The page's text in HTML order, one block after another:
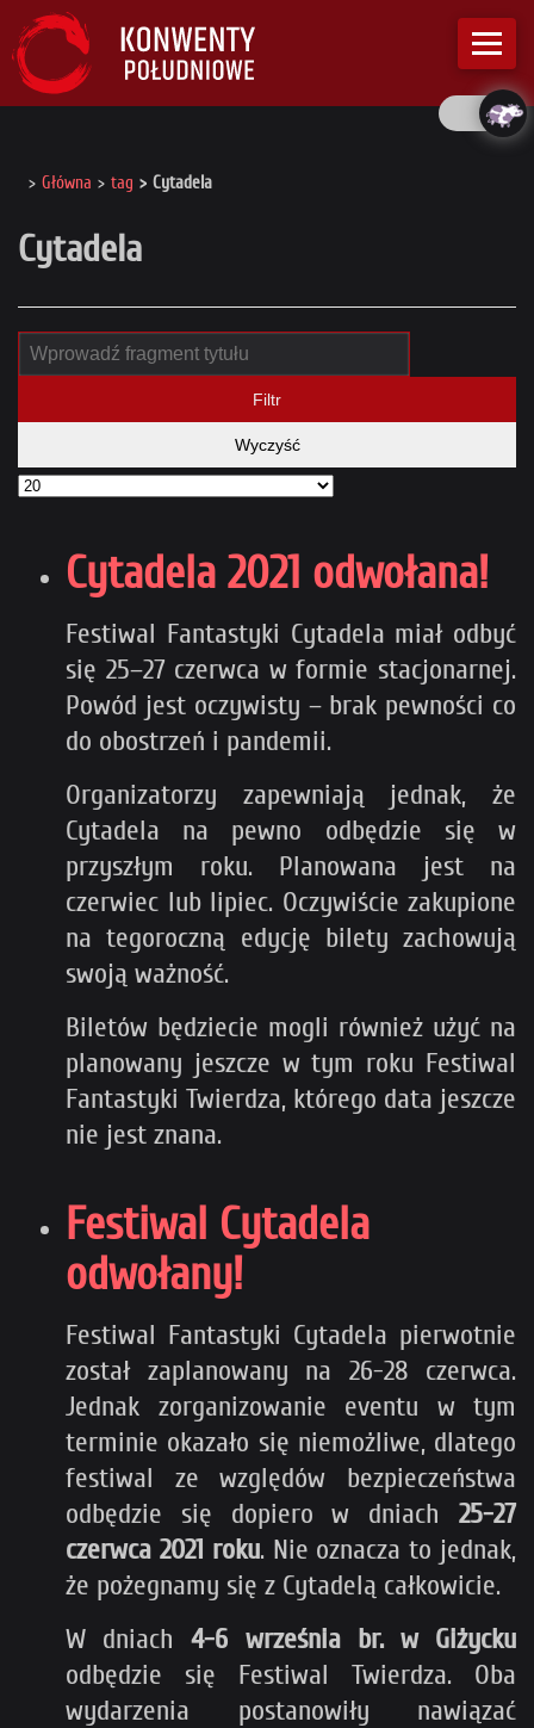
Główna tag Cytadela
Cytadela
Filtr
Wyczyść
Cytadela 2021 odwołana!
Festiwal Fantastyki Cytadela miał odbyć
się 25–27 czerwca w formie stacjonarnej.
Powód jest oczywisty – brak pewności co
do obostrzeń i pandemii.
Organizatorzy zapewniają jednak, że
Cytadela na pewno odbędzie się w
przyszłym roku. Planowana jest na
czerwiec lub lipiec. Oczywiście zakupione
na tegoroczną edycję bilety zachowują
swoją ważność.
Biletów będziecie mogli również użyć na
planowany jeszcze w tym roku Festiwal
Fantastyki Twierdza, którego data jeszcze
nie jest znana.
Festiwal Cytadela
odwołany!
Festiwal Fantastyki Cytadela pierwotnie
został zaplanowany na 26-28 czerwca.
Jednak zorganizowanie eventu w tym
terminie okazało się niemożliwe, dlatego
festiwal ze względów bezpieczeństwa
odbędzie się dopiero w dniach 25-27
czerwca 2021 roku. Nie oznacza to jednak,
że pożegnamy się z Cytadelą całkowicie.
W dniach 4-6 września br. w Giżycku
odbędzie się Festiwal Twierdza. Oba
wydarzenia postanowiły nawiązać